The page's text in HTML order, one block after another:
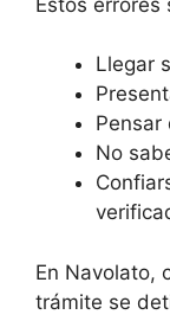
Llegar
Pensar
No
En Navolato,
trámite se